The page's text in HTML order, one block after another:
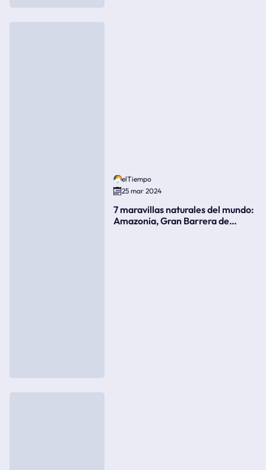
elTiempo
25 mar 2024
7 maravillas naturales del mundo:
Amazonia, Gran Barrera de